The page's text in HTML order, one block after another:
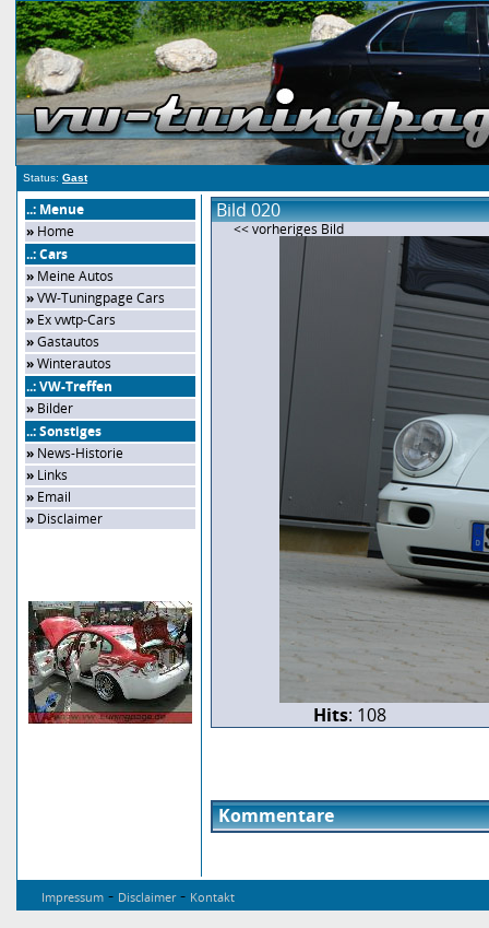
Status: Gast
..: Menue
» Home
..: Cars
» Meine Autos
»VW-Tuningpage Cars
» Ex vwtp-Cars
»Gastautos
»Winterautos
..: VW-Treffen
» Bilder
..: Sonstiges
» News-Historie
» Links
» Email
» Disclaimer
Bild 020
<< vorheriges Bild
Hits: 108
Kommentare
Impressum - Disclaimer- Kontakt